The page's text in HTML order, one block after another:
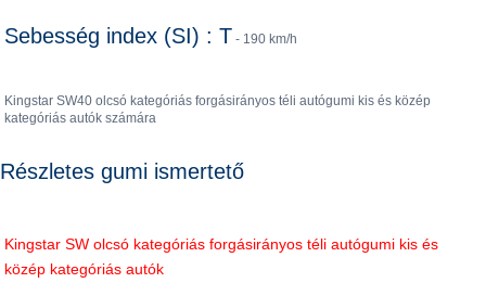
Sebesség index (SI) : T - 190 km/h
Kingstar SW40 olcsó kategóriás forgásirányos téli autógumi kis és közép
kategóriás autók számára
Részletes gumi ismertető
Kingstar SW olcsó kategóriás forgásirányos téli autógumi kis és
közép kategóriás autók